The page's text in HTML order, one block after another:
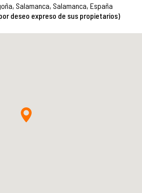
Salamanca, Salamanca, España
deseo expreso de sus propietarios)